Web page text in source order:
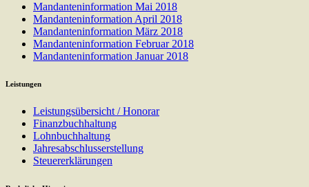
Mandanteninformation Mai 2018
Mandanteninformation April 2018
Mandanteninformation März 2018
Mandanteninformation Februar 2018
Mandanteninformation Januar 2018
Leistungen
Leistungsübersicht / Honorar
Finanzbuchhaltung
Lohnbuchhaltung
Jahresabschlusserstellung
Steuererklärungen